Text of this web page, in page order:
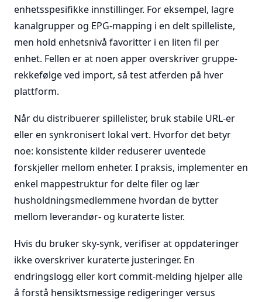
enhetsspesifikke innstillinger. For eksempel, lagre
kanalgrupper og EPG-mapping i en delt spilleliste,
men hold enhetsnivå favoritter i en liten fil per
enhet. Fellen er at noen apper overskriver gruppe-
rekkefølge ved import, så test atferden på hver
plattform.
Når du distribuerer spillelister, bruk stabile URL-er
eller en synkronisert lokal vert. Hvorfor det betyr
noe: konsistente kilder reduserer uventede
forskjeller mellom enheter. I praksis, implementer en
enkel mappestruktur for delte filer og lær
husholdningsmedlemmene hvordan de bytter
mellom leverandør- og kuraterte lister.
Hvis du bruker sky-synk, verifiser at oppdateringer
ikke overskriver kuraterte justeringer. En
endringslogg eller kort commit-melding hjelper alle
å forstå hensiktsmessige redigeringer versus